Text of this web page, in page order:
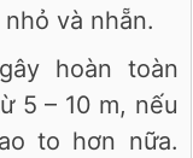
và nhẵn.
hoàn toàn
5 – 10 m, nếu
to hơn nữa.